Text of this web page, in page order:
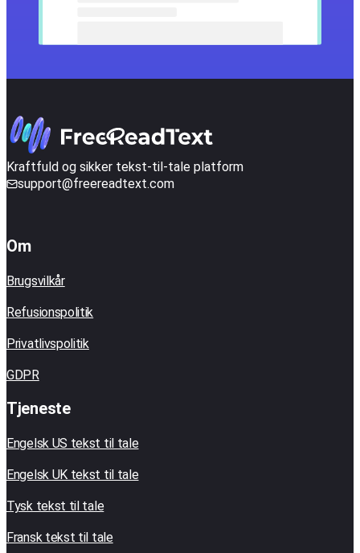
Kraftfuld og sikker tekst-til-tale platform
support@freereadtext.com
Om
Brugsvilkår
Refusionspolitik
Privatlivspolitik
GDPR
Tjeneste
Engelsk US tekst til tale
Engelsk UK tekst til tale
Tysk tekst til tale
Fransk tekst til tale